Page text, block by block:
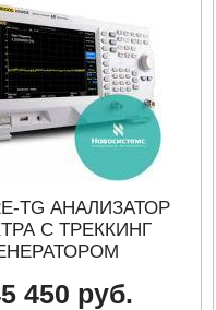
TG АНАЛИЗАТОР
C ТРЕККИНГ
450 руб.